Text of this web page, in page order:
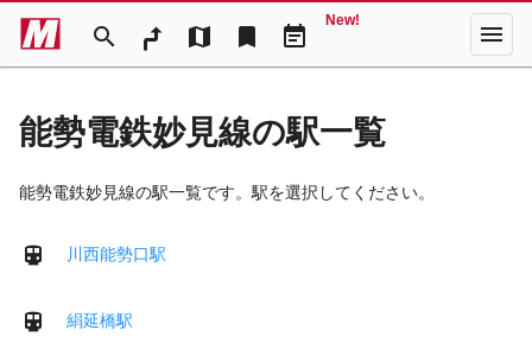
search map bookmark event_note
New! menu
能勢電鉄妙見線の駅一覧
能勢電鉄妙見線の駅一覧です。駅を選択してください。
川西能勢口駅
絹延橋駅